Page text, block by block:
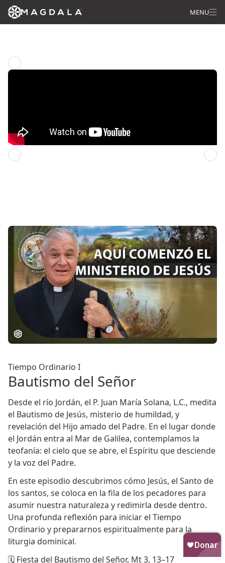
MENU
Tiempo Ordinario I
Bautismo del Señor
Desde el río Jordán, el P. Juan María Solana, L.C., medita
el Bautismo de Jesús, misterio de humildad, y
revelación del Hijo amado del Padre. En el lugar donde
el Jordán entra al Mar de Galilea, contemplamos la
teofanía: el cielo que se abre, el Espíritu que desciende
y la voz del Padre.
En este episodio descubrimos cómo Jesús, el Santo de
los santos, se coloca en la fila de los pecadores para
asumir nuestra naturaleza y redimirla desde dentro.
Una profunda reflexión para iniciar el Tiempo
Ordinario y prepararnos espiritualmente para la
liturgia dominical.
🗓 Fiesta del Bautismo del Señor, Mt 3, 13–17